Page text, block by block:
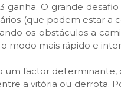
O grande
(que podem estar
os obstáculos a
modo mais rápido e
um factor determinante,
a vitória ou derrota.